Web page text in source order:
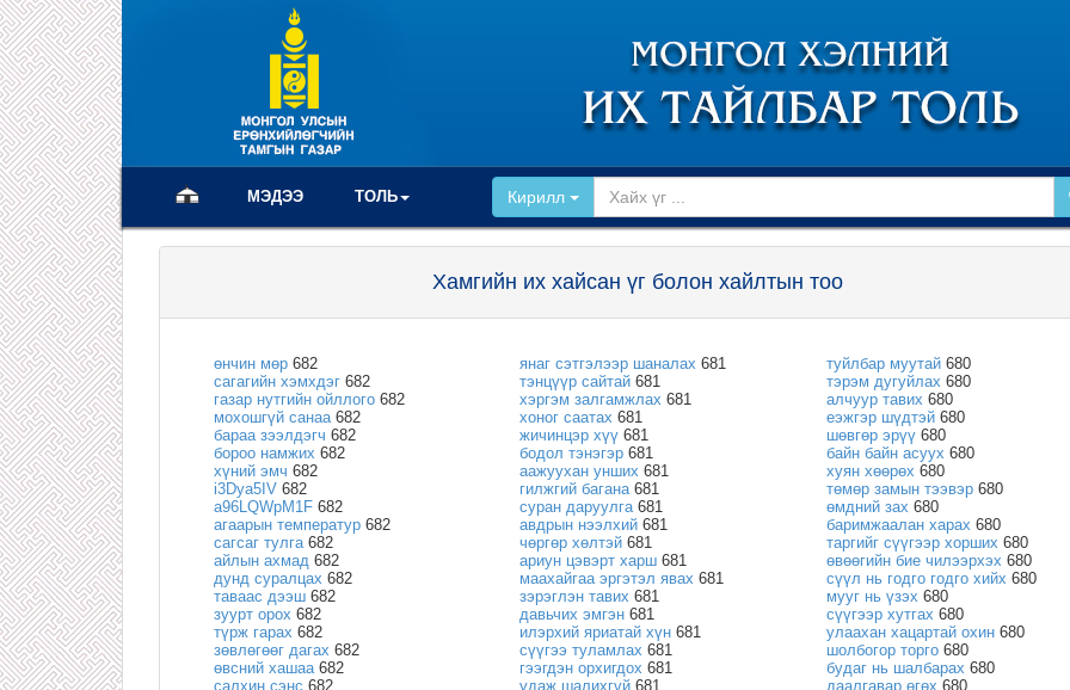
(current)МЭДЭЭ ТОЛЬ Кирилл
Хамгийн их хайсан үг болон хайлтын тоо
өнчин мөр 682
сагагийн хэмхдэг 682
газар нутгийн ойллого 682
мохошгүй санаа682
бараа зээлдэгч 682
бороо намжих 682
хүний эмч 682
i3Dya5IV 682
a96LQWpM1F 682
агаарын температур 682
сагсаг тулга 682
айлын ахмад 682
дунд суралцах 682
таваас дээш 682
зуурт орох 682
түрж гарах 682
зөвлөгөөг дагах 682
өвсний хашаа682
салхин сэнс 682
янаг сэтгэлээр шаналах 681
тэнцүүр сайтай 681
хэргэм залгамжлах 681
хоног саатах 681
жичинцэр хүү 681
бодол тэнэгэр 681
аажуухан унших 681
гилжгий багана681
суран даруулга681
авдрын нээлхий 681
чөргөр хөлтэй 681
ариун цэвэрт харш 681
маахайгаа эргэтэл явах 681
зэрэглэн тавих 681
давьчих эмгэн 681
илэрхий яриатай хүн 681
сүүгээ туламлах 681
гээгдэн орхигдох 681
удаж шалихгүй 681
туйлбар муутай680
тэрэм дугуйлах 680
алчуур тавих 680
еэжгэр шүдтэй680
шөвгөр эрүү680
байн байн асуух 680
хуян хөөрөх 680
төмөр замын тээвэр680
өмдний зах 680
баримжаалан харах 680
таргийг сүүгээр хорших 680
өвөөгийн бие чилээрхэх 680
сүүл нь годго годго хийх 680
мууг нь үзэх 680
сүүгээр хутгах 680
улаахан хацартай охин680
шолбогор торго680
будаг нь шалбарах 680
даалгавар өгөх 680